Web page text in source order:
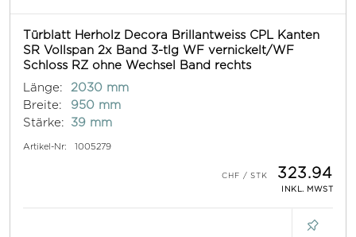
Türblatt Herholz Decora Brillantweiss CPL Kanten
SR Vollspan 2x Band 3-tlg WF vernickelt/WF
Schloss RZ ohne Wechsel Band rechts
Länge:
2030 mm
Breite:
950 mm
Stärke:
39 mm
Artikel-Nr: 1005279
323.94
INKL. MWST